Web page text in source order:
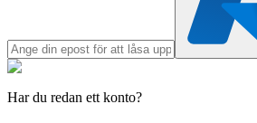
Har du redan ett konto?